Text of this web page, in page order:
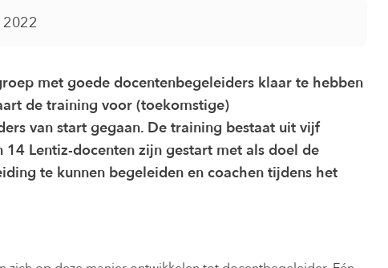
met goede docentenbegeleiders klaar te hebben
de training voor (toekomstige)
van start gegaan. De training bestaat uit vijf
14 Lentiz-docenten zijn gestart met als doel de
te kunnen begeleiden en coachen tijdens het